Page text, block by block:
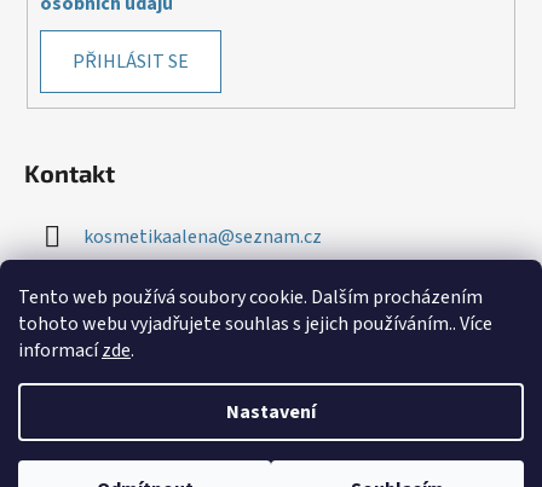
Tento web používá soubory cookie. Dalším procházením
tohoto webu vyjadřujete souhlas s jejich používáním.. Více
informacízde.
Nastavení
PŘIHLÁSIT SE
Kontakt
kosmetikaalena@seznam.cz
+420 724 276 534
Vytvořil Shoptet